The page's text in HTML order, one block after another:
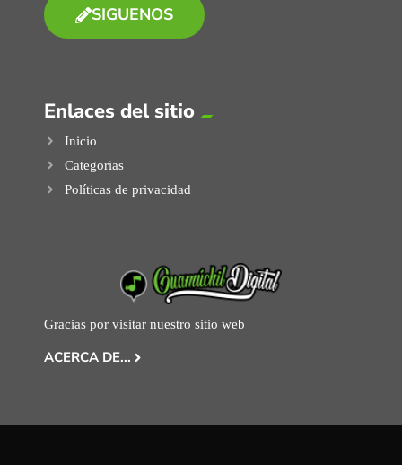
SIGUENOS
Enlaces del sitio
Inicio
Categorias
Políticas de privacidad
Gracias por visitar nuestro sitio web
ACERCA DE...